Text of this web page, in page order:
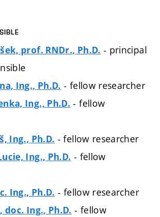
prof. RNDr., Ph.D. - principal
Ing., Ph.D. - fellow researcher
Ing., Ph.D. - fellow
Ing., Ph.D. - fellow researcher
Ing., Ph.D. - fellow
Ing., Ph.D. - fellow researcher
doc. Ing., Ph.D. - fellow